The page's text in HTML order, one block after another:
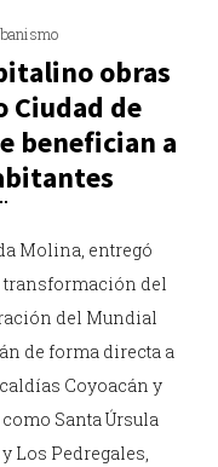
obras
Ciudad de
benefician a
Molina, entregó
transformación del
del Mundial
de forma directa a
Coyoacán y
Santa Úrsula
Los Pedregales,